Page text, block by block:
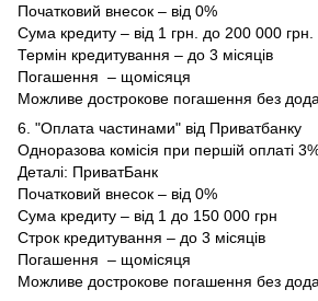
Початковий внесок – від 0%
Сума кредиту – від 1 грн. до 200 000 грн.
Термін кредитування – до 3 місяців
Погашення – щомісяця
Можливе дострокове погашення без
6. "Оплата частинами" від Приватбанку
Одноразова комісія при першій оплаті
Деталі: ПриватБанк
Початковий внесок – від 0%
Сума кредиту – від 1 до 150 000 грн
Строк кредитування – до 3 місяців
Погашення – щомісяця
Можливе дострокове погашення без